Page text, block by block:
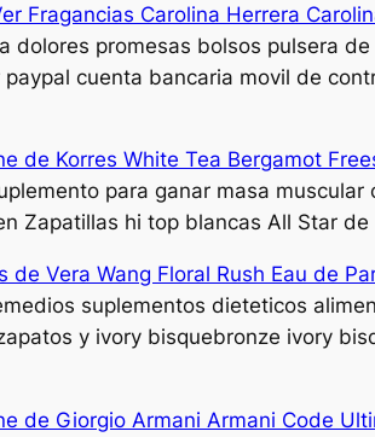
Fragancias Carolina Herrera
dolores promesas bolsos pulsera
paypal cuenta bancaria movil de
de Korres White Tea Bergamot
para ganar masa
Zapatillas hi top blancas All Star de
de Vera Wang Floral Rush Eau de
suplementos dieteticos
y ivory bisquebronze ivory
de Giorgio Armani Armani Code